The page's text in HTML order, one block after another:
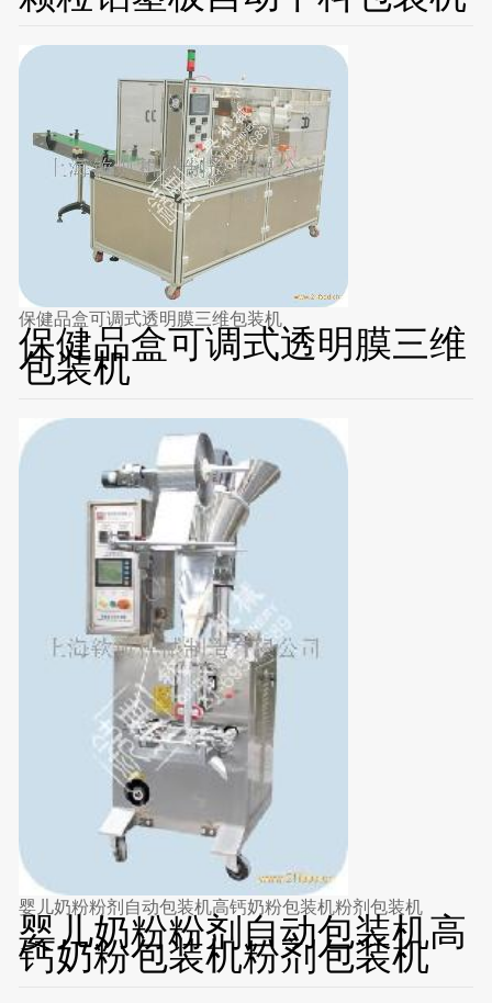
保健品盒可调式透明膜三维包装机
保健品盒可调式透明膜三维
包装机
婴儿奶粉粉剂自动包装机高钙奶粉包装机粉剂包装机
婴儿奶粉粉剂自动包装机高
钙奶粉包装机粉剂包装机